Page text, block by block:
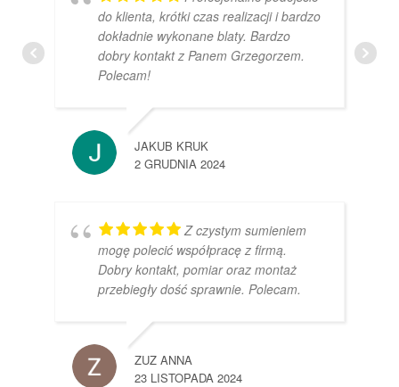
do klienta, krótki czas realizacji i bardzo
dokładnie wykonane blaty. Bardzo
dobry kontakt z Panem Grzegorzem.
Polecam!
JAKUB KRUK
2 GRUDNIA 2024
Z czystym sumieniem
mogę polecić współpracę z firmą.
Dobry kontakt, pomiar oraz montaż
przebiegły dość sprawnie. Polecam.
ZUZ ANNA
23 LISTOPADA 2024